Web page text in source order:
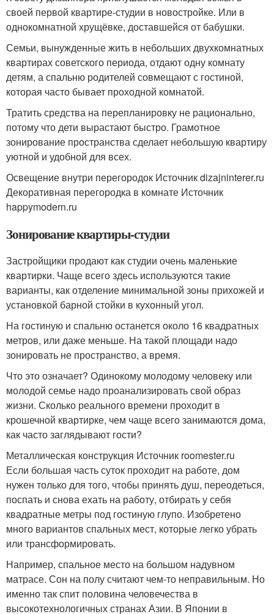
своей первой квартире-студии в новостройке. Или в
однокомнатной хрущёвке, доставшейся от бабушки.
Семьи, вынужденные жить в небольших двухкомнатных
квартирах советского периода, отдают одну комнату
детям, а спальню родителей совмещают с гостиной,
которая часто бывает проходной комнатой.
Тратить средства на перепланировку не рационально,
потому что дети вырастают быстро. Грамотное
зонирование пространства сделает небольшую квартиру
уютной и удобной для всех.
Освещение внутри перегородок Источник dizajninterer.ru
Декоративная перегородка в комнате Источник
happymodern.ru
Зонирование квартиры-студии
Застройщики продают как студии очень маленькие
квартирки. Чаще всего здесь используются такие
варианты, как отделение минимальной зоны прихожей и
установкой барной стойки в кухонный угол.
На гостиную и спальню останется около 16 квадратных
метров, или даже меньше. На такой площади надо
зонировать не пространство, а время.
Что это означает? Одинокому молодому человеку или
молодой семье надо проанализировать свой образ
жизни. Сколько реального времени проходит в
крошечной квартирке, чем чаще всего занимаются дома,
как часто заглядывают гости?
Металлическая конструкция Источник roomester.ru
Если большая часть суток проходит на работе, дом
нужен только для того, чтобы принять душ, переодеться,
поспать и снова ехать на работу, отбирать у себя
квадратные метры под гостиную глупо. Изобретено
много вариантов спальных мест, которые легко убрать
или трансформировать.
Например, спальное место на большом надувном
матрасе. Сон на полу считают чем-то неправильным. Но
именно так спит половина человечества в
высокотехнологичных странах Азии. В Японии в